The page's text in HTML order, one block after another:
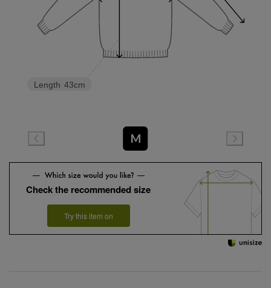
Length 43cm
M
Check the recommended size
Try this item on